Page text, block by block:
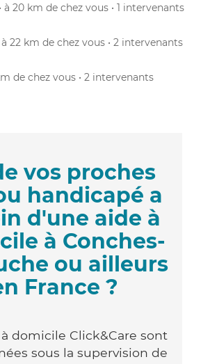
• à 20 km de chez vous • 1 intervenants
à 22 km de chez vous • 2 intervenants
de chez vous • 2 intervenants
vos proches
handicapé a
d'une aide à
à Conches-
ou ailleurs
France ?
à domicile Click&Care sont
sous la supervision de